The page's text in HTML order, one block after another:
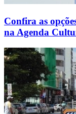
Confira as
na Agenda